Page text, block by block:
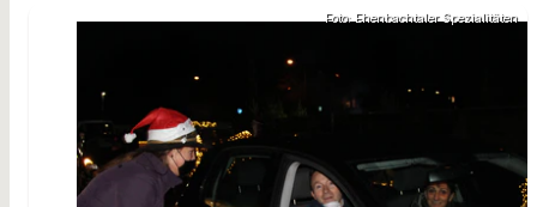
Foto: Ehenbachtaler Spezialitäten